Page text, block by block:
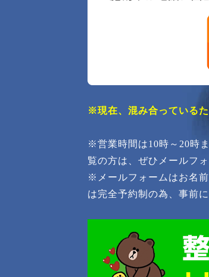
※現在、混み合っている
※営業時間は10時～20時
覧の方は、ぜひメールフ
※メールフォームはお名
は完全予約制の為、事前